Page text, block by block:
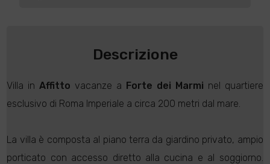
Descrizione
Villa inAffitto vacanze a Forte dei Marmi nel quartiere
esclusivo di Roma Imperiale a circa 200 metri dal mare.
La villa è composta al piano terra da giardino privato, ampio
porticato con accesso diretto alla cucina e al soggiorno.